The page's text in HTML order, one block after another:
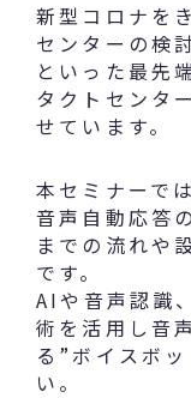
新型コロナを
センターの検
といった最先
タクトセンタ
せています。
本セミナーで
音声自動応答
までの流れや
です。
AIや音声認識
術を活用し音
る”ボイスボ
い。